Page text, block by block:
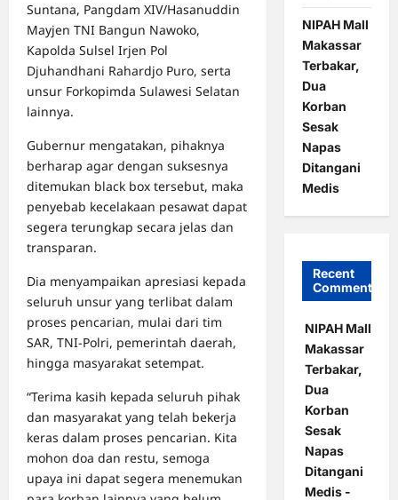
Suntana, Pangdam XIV/Hasanuddin
Mayjen TNI Bangun Nawoko,
Kapolda Sulsel Irjen Pol
Djuhandhani Rahardjo Puro, serta
unsur Forkopimda Sulawesi Selatan
lainnya.
Gubernur mengatakan, pihaknya
berharap agar dengan suksesnya
ditemukan black box tersebut, maka
penyebab kecelakaan pesawat dapat
segera terungkap secara jelas dan
transparan.
Dia menyampaikan apresiasi kepada
seluruh unsur yang terlibat dalam
proses pencarian, mulai dari tim
SAR, TNI-Polri, pemerintah daerah,
hingga masyarakat setempat.
“Terima kasih kepada seluruh pihak
dan masyarakat yang telah bekerja
keras dalam proses pencarian. Kita
mohon doa dan restu, semoga
upaya ini dapat segera menemukan
NIPAH Mall
Makassar
Terbakar,
Dua
Korban
Sesak
Napas
Ditangani
Medis
Recent
Comments
NIPAH Mall
Makassar
Terbakar,
Dua
Korban
Sesak
Napas
Ditangani
Medis -